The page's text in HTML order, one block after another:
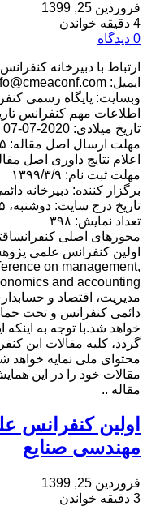
فروردین 25, 1399
4 دقیقه خواندن
0 دیدگاه
ارتباط با دبیرخانه کنفرانس تلفن
ایمیل: info@cmeaconf.com
وبسایت: پایگاه رسمی
اطلاعات مهم کنفرانس تاریخ
تاریخ میلادی: 2020-07-07
مهلت ارسال اصل مقاله: ۱۳۹۹/۳/۵
اعلام نتایج داوری اصل مقاله:
مهلت ثبت نام: ۱۳۹۹/۳/۹
برگزار کننده: دبیرخانه
تاریخ درج سایت: دوشنبه، ۲۵ فروردین، ۱۳۹۹
تعداد نمایش: ۳۹۸
محورهای اصلی
اولین کنفرانس علمی
on management,
دائمی کنفرانس و تحت
خواهد شد.با توجه به
گردد، کلیه مقالات این
محتوای ملی نمایه خواهد
مقالات خود را در این
مقاله ..
اولین
مهندسی صنایع
فروردین 25, 1399
3 دقیقه خواندن